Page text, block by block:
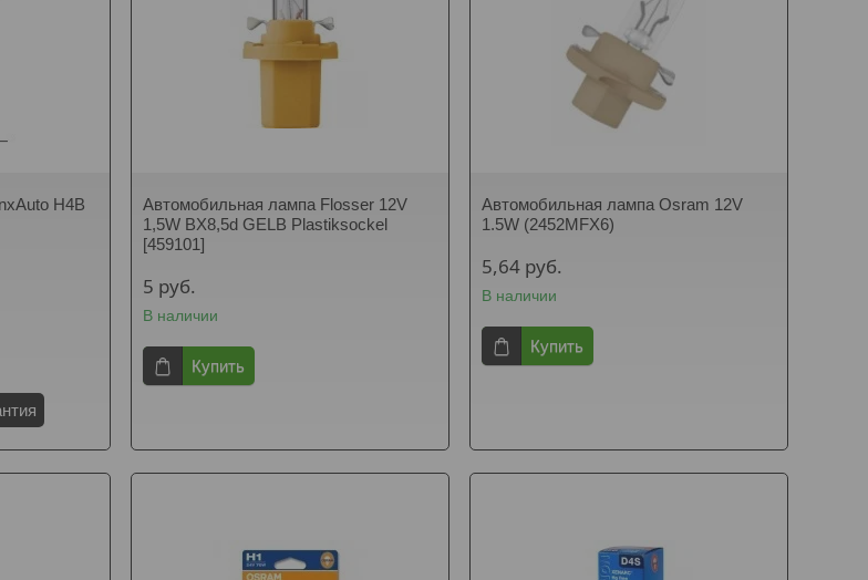
H4B
Автомобильная лампа Flosser 12V
1,5W BX8,5d GELB Plastiksockel
[459101]
5 руб.
В наличии
Купить
Автомобильная лампа Osram 12V
1.5W (2452MFX6)
5,64 руб.
В наличии
Купить